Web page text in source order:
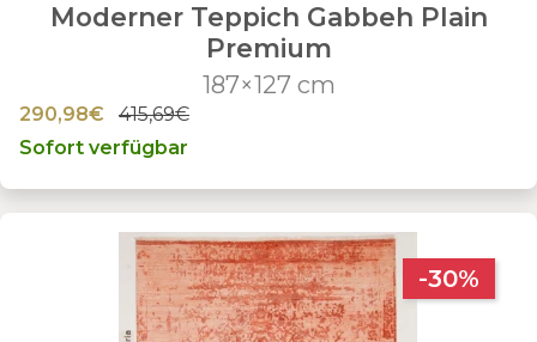
Moderner Teppich Gabbeh Plain
Premium
187×127 cm
290,98€
415,69€
Sofort verfügbar
-30%